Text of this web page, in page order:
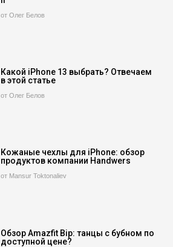
от Олег Белов
Какой iPhone 13 выбрать? Отвечаем
в этой статье
от Олег Белов
Кожаные чехлы для iPhone: обзор
продуктов компании Handwers
от Mansur Toktonaliev
Обзор Amazfit Bip: танцы с бубном по
доступной цене?